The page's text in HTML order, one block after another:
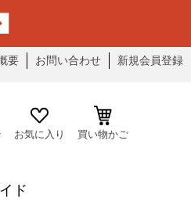
要 お問い合わせ 新規会員登録
お気に入り 買い物かご
ド